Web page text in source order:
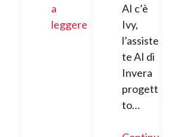
a
leggere
AI c’è
Ivy,
l’assisten
te AI di
Invera
progetta
to…